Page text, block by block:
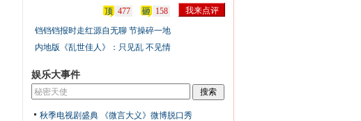
顶 477 砸
158
铛铛铛报时走红源自无聊 节操碎一地
内地版《乱世佳人》：只见乱 不见情
娱乐大事件
秋季电视剧盛典
《微言大义》微博脱口秀